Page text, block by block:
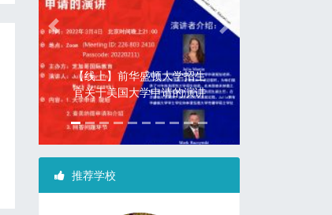
2020年美国3所精英学校寒
假插班：柳树学院/北岭预科
学校/查米纳德大学预科学校
Previous Next
推荐学校